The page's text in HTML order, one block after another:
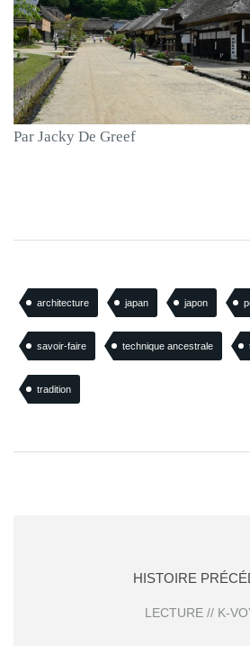
Par Jacky De Greef
architecture japan japon
savoir-faire technique ancestrale
tradition
HISTOIRE
LECTURE // K-